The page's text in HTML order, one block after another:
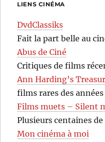
LIENS CINÉMA
DvdClassiks
Fait la part belle au
Abus de Ciné
Critiques de films
Ann Harding’s
films rares des années
Films muets – Silent
Plusieurs centaines
Mon cinéma à moi